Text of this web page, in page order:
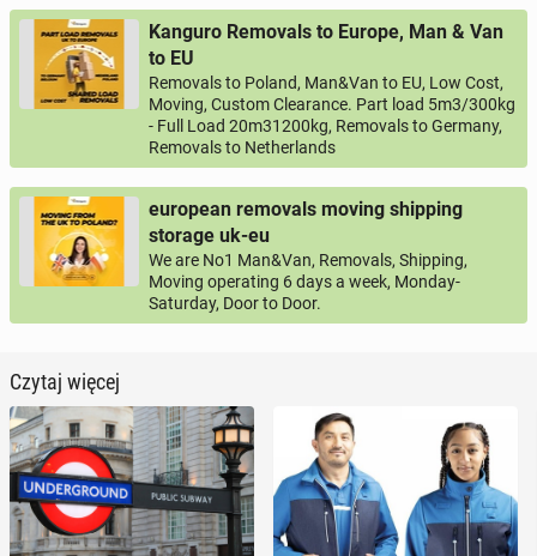
Kanguro Removals to Europe, Man & Van
to EU
Removals to Poland, Man&Van to EU, Low Cost,
Moving, Custom Clearance. Part load 5m3/300kg
- Full Load 20m31200kg, Removals to Germany,
Removals to Netherlands
european removals moving shipping
storage uk-eu
We are No1 Man&Van, Removals, Shipping,
Moving operating 6 days a week, Monday-
Saturday, Door to Door.
Czytaj więcej